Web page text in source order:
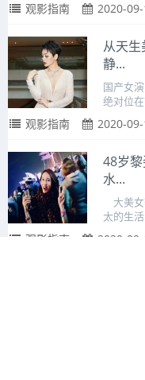
观影指南 2020-
从天
静...
国产女
绝对位
观影指南 2020-
48岁
水...
大美女
太的生
观影指南 2020-